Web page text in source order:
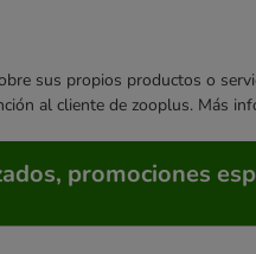
sus propios productos o
al cliente de zooplus. Más
promociones